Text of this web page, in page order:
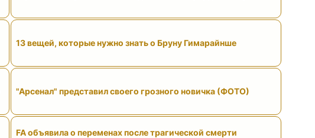
13 вещей, которые нужно знать о Бруну Гимарайнше
"Арсенал" представил своего грозного новичка (ФОТО)
FA объявила о переменах после трагической смерти